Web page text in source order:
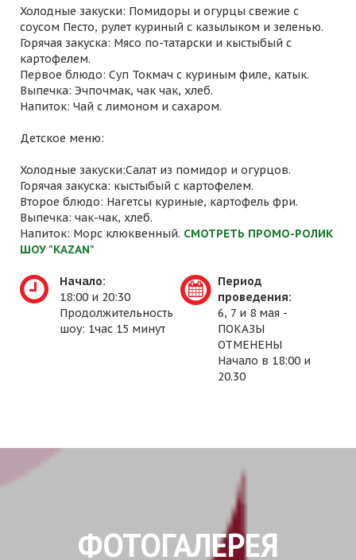
Холодные закуски: Помидоры и огурцы свежие с
соусом Песто, рулет куриный с казылыком и зеленью.
Горячая закуска: Мясо по-татарски и кыстыбый с
картофелем.
Первое блюдо: Суп Токмач с куриным филе, катык.
Выпечка: Эчпочмак, чак чак, хлеб.
Напиток: Чай с лимоном и сахаром.
Детское меню:
Холодные закуски:Салат из помидор и огурцов.
Горячая закуска: кыстыбый с картофелем.
Второе блюдо: Нагетсы куриные, картофель фри.
Выпечка: чак-чак, хлеб.
Напиток: Морс клюквенный. СМОТРЕТЬ ПРОМО-РОЛИК
ШОУ "KAZAN"
Начало:
18:00 и 20:30
Продолжительность
шоу: 1час 15 минут
Период
проведения:
6, 7 и 8 мая -
ПОКАЗЫ
ОТМЕНЕНЫ
Начало в 18:00 и
20.30
ФОТОГАЛЕРЕЯ